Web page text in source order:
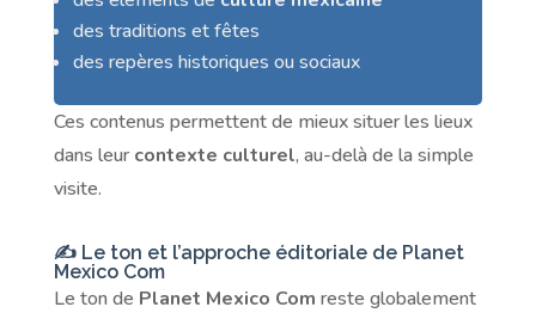
des traditions et fêtes
des repères historiques ou sociaux
Ces contenus permettent de mieux situer les lieux
dans leurcontexte culturel, au-delà de la simple
visite.
✍️ Le ton et l’approche éditoriale de Planet
Mexico Com
Le ton de Planet Mexico Com reste globalement